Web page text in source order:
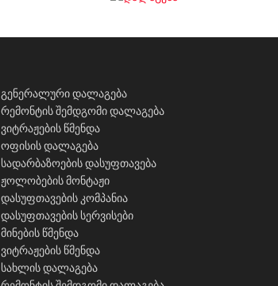
გენერალური დალაგება
რემონტის შემდგომი დალაგება
ვიტრაჟების წმენდა
ოფისის დალაგება
სადარბაზოების დასუფთავება
ჟოლობების მონტაჟი
დასუფთავების კომპანია
დასუფთავების სერვისები
მინების წმენდა
ვიტრაჟების წმენდა
სახლის დალაგება